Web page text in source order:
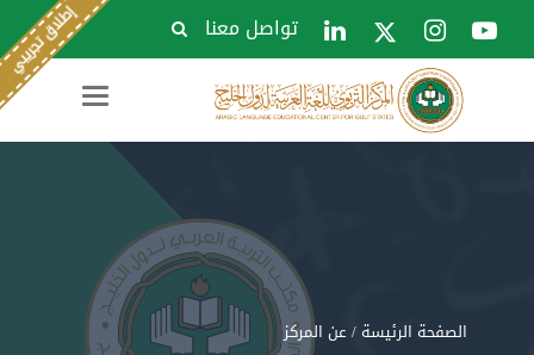
تواصل معنا
Toggle
الصفحة الرئيسة / عن المركز